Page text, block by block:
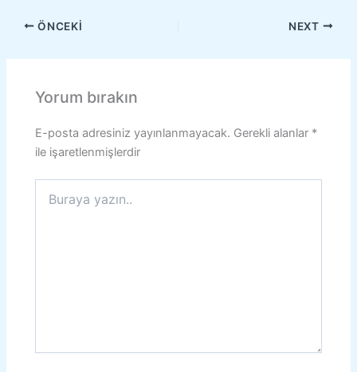
ÖNCEKI NEXT
Yorum bırakın
E-posta adresiniz yayınlanmayacak. Gerekli alanlar *
ile işaretlenmişlerdir
yazın..